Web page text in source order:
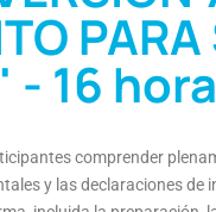
- 16
comprender
y las declaraciones